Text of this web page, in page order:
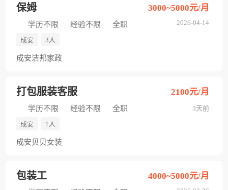
保姆
2026-04-14
3000~5000元/月
学历不限 经验不限 全职
成安 3人
成安洁邦家政
打包服装客服
3天前
2100元/月
学历不限 经验不限 全职
成安 1人
成安贝贝女装
包装工 4000~5000元/月